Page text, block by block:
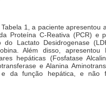
1, a paciente apresentou
Proteína C-Reativa (PCR) e
do Lactato Desidrogenase
Além disso, apresentou
hepáticas (Fosfatase
e Alanina
da função hepática, e não